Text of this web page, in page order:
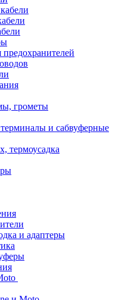
грометы
и сабвуферные
термоусадка
и адаптеры